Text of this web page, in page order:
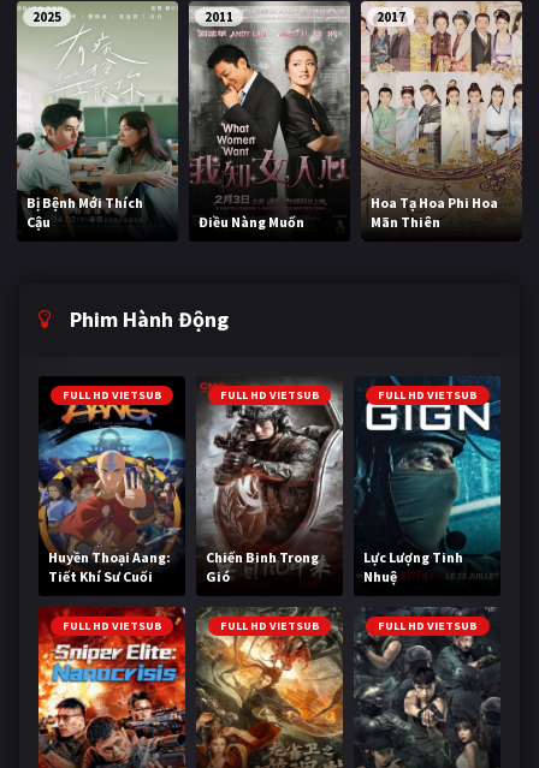
2025
Bị Bệnh Mới Thích
Cậu
2011
Điều Nàng Muốn
2017
Hoa Tạ Hoa Phi Hoa
Mãn Thiên
Phim Hành Động
FULL HD VIETSUB
Huyền Thoại Aang:
Tiết Khí Sư Cuối
Cùng
FULL HD VIETSUB
Chiến Binh Trong
Gió
FULL HD VIETSUB
Lực Lượng Tinh
Nhuệ
FULL HD VIETSUB FULL HD VIETSUB FULL HD VIETSUB